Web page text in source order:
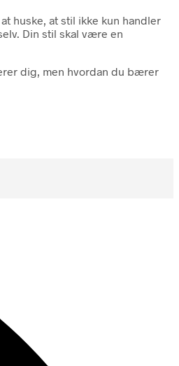
huske, at stil ikke kun handler
Din stil skal være en
dig, men hvordan du bærer